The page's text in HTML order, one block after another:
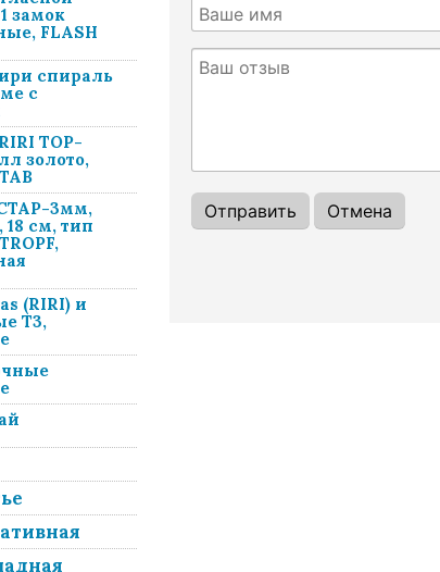
замок
FLASH
спираль
с
TOP-
золото,
3мм,
см, тип
(RIRI) и
Т3,